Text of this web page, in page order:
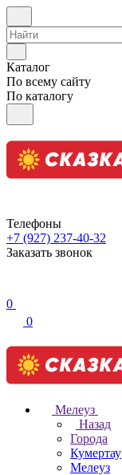
Каталог
По всему сайту
По каталогу
Телефоны
+7 (927) 237-40-32
Заказать звонок
0
0
Мелеуз
Назад
Города
Кумертау
Мелеуз